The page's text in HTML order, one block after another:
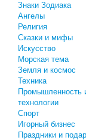
Знаки Зодиака
Ангелы
Религия
Сказки и мифы
Искусство
Морская тема
Земля и космос
Техника
Промышленность
технологии
Спорт
Игорный бизнес
Праздники и